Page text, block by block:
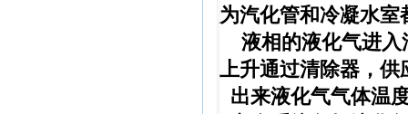
为汽化管和冷凝水
液相的液化气进入
上升通过清除器，供
出来液化气气体温